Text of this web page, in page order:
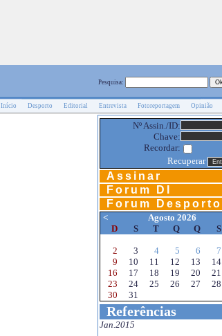
Pesquisa:
Início Desporto Editorial Entrevista Fotoreportagem Opinião
Nº Assin./ID:
Chave:
Recordar:
Recuperar
Assinar
Forum DI
Forum Desporto
<
Agosto 2026
D
S T Q Q S
2
3 4 5 6 7
9
10 11 12 13 14
16
17 18 19 20 21
23
24 25 26 27 28
30
31
Referências
Jan.2015